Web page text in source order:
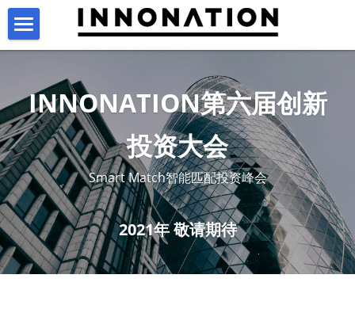
首页
关于
关于我们
从英飞尼迪集团到INNONATION
视频库
新闻中心
动力空间
什么是动力空间
北京动力空间
杭州动力空间
特拉维夫动力空间
投资大会
大会介绍
往届回顾
Smart Match
B2B
跨境项目
INNONATION第六届创新
投资大会
Smart Match智能匹配投资峰会
2021年 敬请期待
商品分类